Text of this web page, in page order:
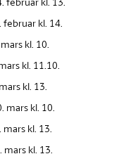
kl. 14.
kl. 10.
kl. 11.10.
kl. 13.
mars kl. 10.
kl. 13.
kl. 13.